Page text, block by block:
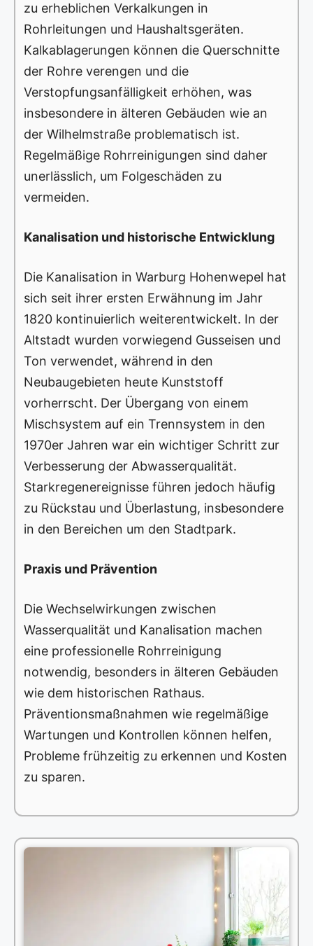
zu erheblichen Verkalkungen in
Rohrleitungen und Haushaltsgeräten.
Kalkablagerungen können die Querschnitte
der Rohre verengen und die
Verstopfungsanfälligkeit erhöhen, was
insbesondere in älteren Gebäuden wie an
der Wilhelmstraße problematisch ist.
Regelmäßige Rohrreinigungen sind daher
unerlässlich, um Folgeschäden zu
vermeiden.
Kanalisation und historische Entwicklung
Die Kanalisation in Warburg Hohenwepel hat
sich seit ihrer ersten Erwähnung im Jahr
1820 kontinuierlich weiterentwickelt. In der
Altstadt wurden vorwiegend Gusseisen und
Ton verwendet, während in den
Neubaugebieten heute Kunststoff
vorherrscht. Der Übergang von einem
Mischsystem auf ein Trennsystem in den
1970er Jahren war ein wichtiger Schritt zur
Verbesserung der Abwasserqualität.
Starkregenereignisse führen jedoch häufig
zu Rückstau und Überlastung, insbesondere
in den Bereichen um den Stadtpark.
Praxis und Prävention
Die Wechselwirkungen zwischen
Wasserqualität und Kanalisation machen
eine professionelle Rohrreinigung
notwendig, besonders in älteren Gebäuden
wie dem historischen Rathaus.
Präventionsmaßnahmen wie regelmäßige
Wartungen und Kontrollen können helfen,
Probleme frühzeitig zu erkennen und Kosten
zu sparen.